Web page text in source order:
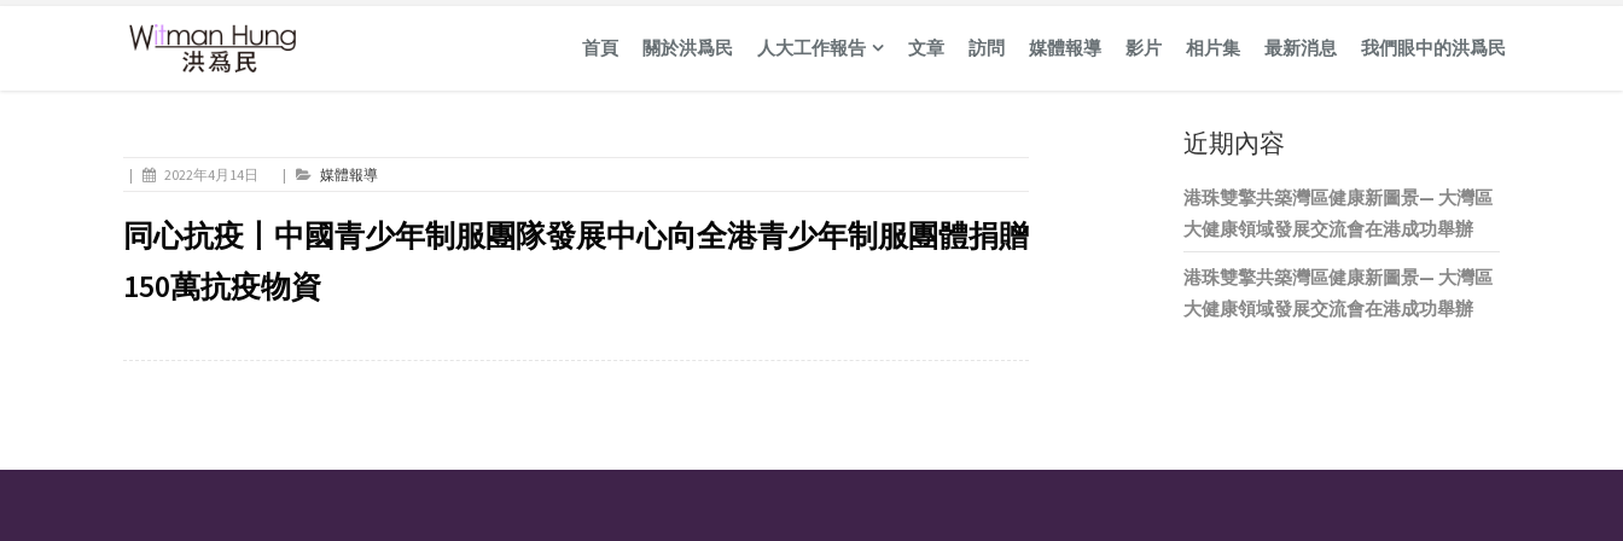
首頁 關於洪爲民 人大工作報告 文章 訪問 媒體報導 影片 相片集 最新消息 我們眼中的洪爲民
| 2022年4月14日 | 媒體報導
同心抗疫丨中國青少年制服團隊發展中心向全港青少年制服團體捐贈
150萬抗疫物資
近期內容
港珠雙擎共築灣區健康新圖景— 大灣區
大健康領域發展交流會在港成功舉辦
港珠雙擎共築灣區健康新圖景— 大灣區
大健康領域發展交流會在港成功舉辦